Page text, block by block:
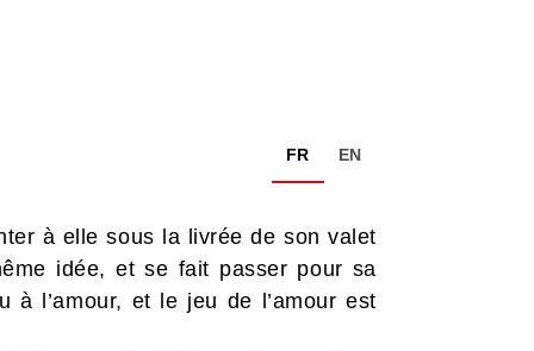
FR EN
à elle sous la livrée de son valet
idée, et se fait passer pour sa
l’amour, et le jeu de l’amour est